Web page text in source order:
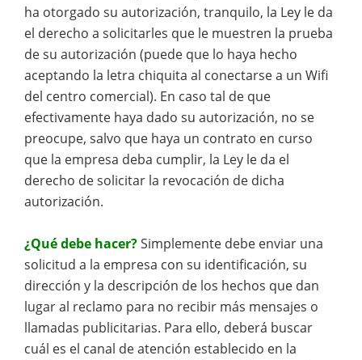
ha otorgado su autorización, tranquilo, la Ley le da
el derecho a solicitarles que le muestren la prueba
de su autorización (puede que lo haya hecho
aceptando la letra chiquita al conectarse a un Wifi
del centro comercial). En caso tal de que
efectivamente haya dado su autorización, no se
preocupe, salvo que haya un contrato en curso
que la empresa deba cumplir, la Ley le da el
derecho de solicitar la revocación de dicha
autorización.
¿Qué debe hacer?Simplemente debe enviar una
solicitud a la empresa con su identificación, su
dirección y la descripción de los hechos que dan
lugar al reclamo para no recibir más mensajes o
llamadas publicitarias. Para ello, deberá buscar
cuál es el canal de atención establecido en la